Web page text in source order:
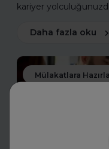
kariyer
Daha fazla oku
Mülakatlara